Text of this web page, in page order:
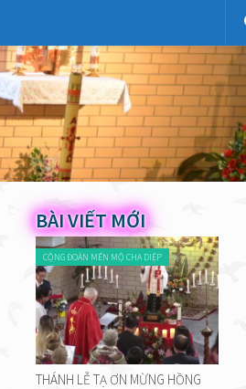
BÀI VIẾT MỚI
CỘNG ĐOÀN MẾN MỘ CHA DIỆP
THÁNH LỄ TẠ ƠN MỪNG HỒNG